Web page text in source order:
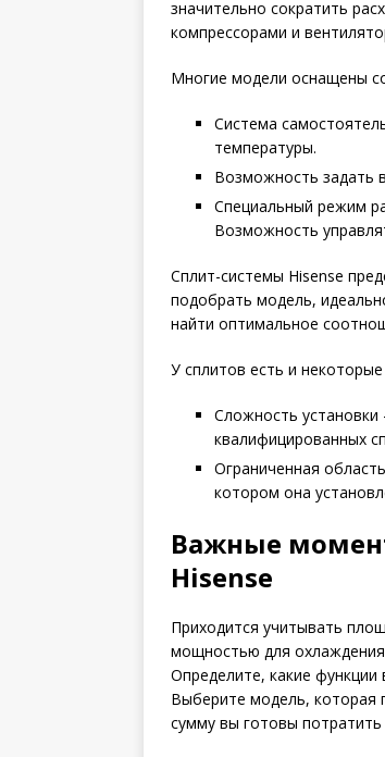
значительно сократить
компрессорами и
Многие модели оснащены
Система
температуры.
Возможность задать
Специальный режим
Возможность
Сплит-системы Hisense
подобрать модель,
найти оптимальное
У сплитов есть и некоторые
Сложность установки
квалифицированных
Ограниченная
котором она
Важные
Hisense
Приходится учитывать
мощностью для
Определите, какие
Выберите модель, которая
сумму вы готовы потратить